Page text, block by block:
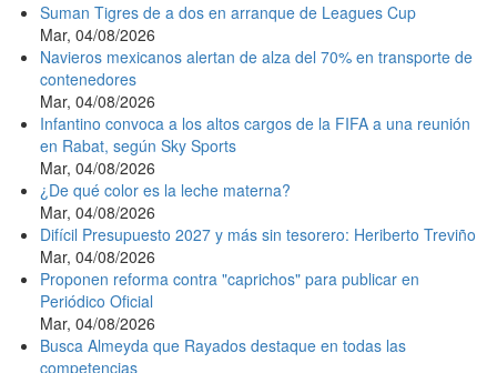
Suman Tigres de a dos en arranque de Leagues Cup
Mar, 04/08/2026
Navieros mexicanos alertan de alza del 70% en transporte de
contenedores
Mar, 04/08/2026
Infantino convoca a los altos cargos de la FIFA a una reunión
en Rabat, según Sky Sports
Mar, 04/08/2026
¿De qué color es la leche materna?
Mar, 04/08/2026
Difícil Presupuesto 2027 y más sin tesorero: Heriberto Treviño
Mar, 04/08/2026
Proponen reforma contra "caprichos" para publicar en
Periódico Oficial
Mar, 04/08/2026
Busca Almeyda que Rayados destaque en todas las
competencias